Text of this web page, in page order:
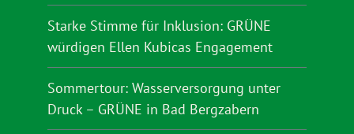
Starke Stimme für Inklusion: GRÜNE
würdigen Ellen Kubicas Engagement
Sommertour: Wasserversorgung unter
Druck – GRÜNE in Bad Bergzabern